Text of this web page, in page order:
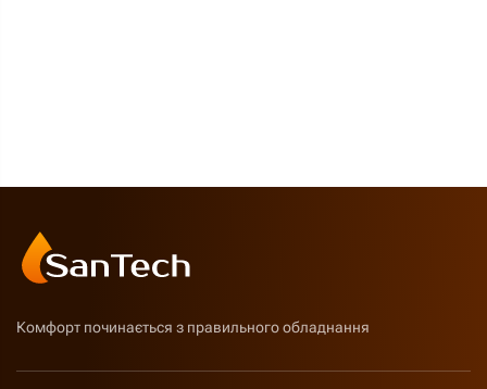
Комфорт починається з правильного обладнання